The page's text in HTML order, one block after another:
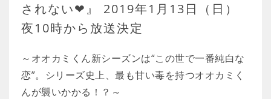
されない❤』 2019年1月13日（日）
夜10時から放送決定
～オオカミくん新シーズンは“この世で一番純白な
恋”。シリーズ史上、最も甘い毒を持つオオカミく
んが襲いかかる！？～